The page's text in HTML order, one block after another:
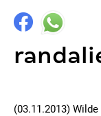
(03.11.2013)